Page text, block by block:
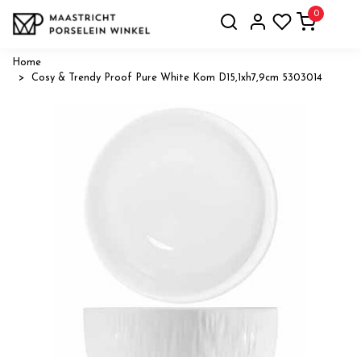
0
Home
Cosy & Trendy Proof Pure White Kom D15,1xh7,9cm 5303014